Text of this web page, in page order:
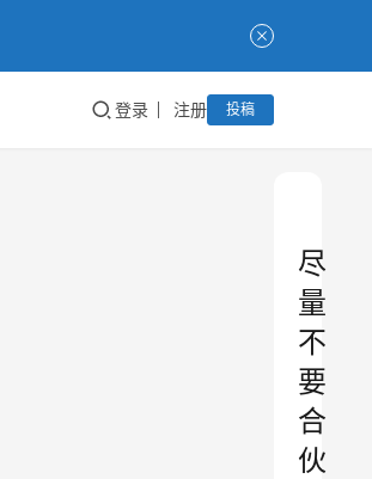
登录 注册 投稿
尽
量
不
要
合
伙